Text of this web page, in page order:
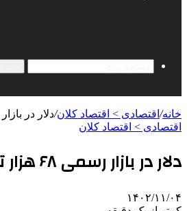
خانه/ اقتصادی > اقتصاد کلان/دلار در بازار رسمی ۶۸
اقتصادی > اقتصاد کلان
دلار در بازار رسمی ۶۸ هزار تومان قیمت خورد
۱۴۰۲/۱۱/۰۴